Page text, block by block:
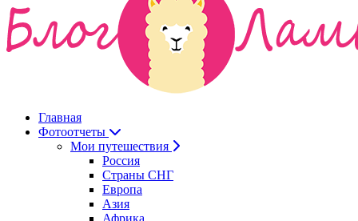
Главная
Фотоотчеты
Мои путешествия
Россия
Страны СНГ
Европа
Азия
Африка